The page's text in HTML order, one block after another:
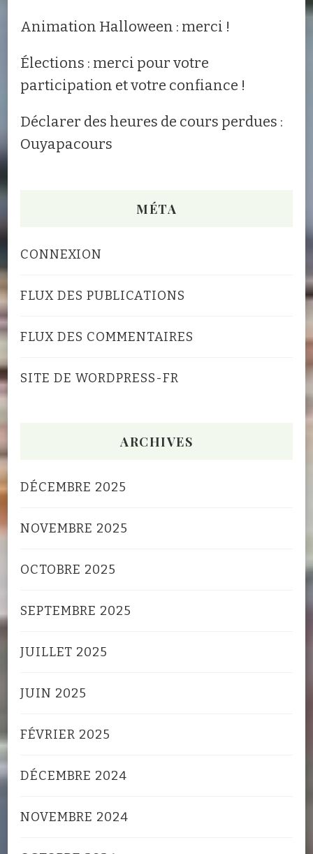
Animation Halloween : merci !
Élections : merci pour votre
participation et votre confiance !
Déclarer des heures de cours perdues :
Ouyapacours
MÉTA
CONNEXION
FLUX DES PUBLICATIONS
FLUX DES COMMENTAIRES
SITE DE WORDPRESS-FR
ARCHIVES
DÉCEMBRE 2025
NOVEMBRE 2025
OCTOBRE 2025
SEPTEMBRE 2025
JUILLET 2025
JUIN 2025
FÉVRIER 2025
DÉCEMBRE 2024
NOVEMBRE 2024